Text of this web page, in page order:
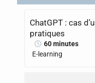
ChatGPT : cas
pratiques
60 minutes
E-learning